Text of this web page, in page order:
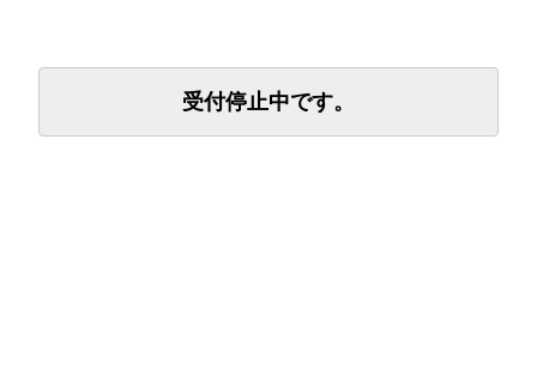
受付停止中です。